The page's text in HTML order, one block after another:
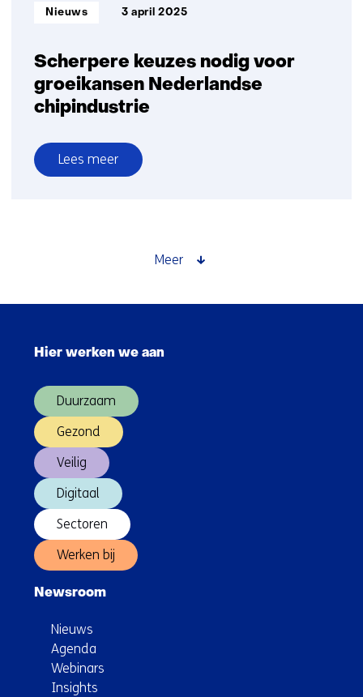
Scherpere keuzes nodig voor
groeikansen Nederlandse
chipindustrie
Informatietype:
Nieuws 3 april 2025
Lees meer
over
Meer
Hier werken we aan
Duurzaam
Gezond
Veilig
Digitaal
Sectoren
Werken bij
Newsroom
Nieuws
Agenda
Webinars
Insights